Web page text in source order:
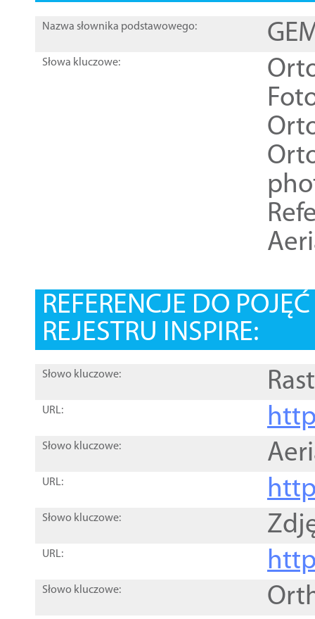
Nazwa słownika podstawowego:
Słowa kluczowe:
REFERENCJE DO
REJESTRU INSPIRE:
Słowo kluczowe:
URL:
Słowo kluczowe:
URL:
Słowo kluczowe:
URL:
Słowo kluczowe: